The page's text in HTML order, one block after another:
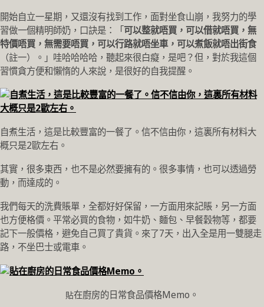
開始自立一星期，又還沒有找到工作，面對坐食山崩，我努力的學
習做一個精明師奶，口訣是：「可以整就唔買，可以借就唔買，無
特價唔買，無需要唔買，可以行路就唔坐車，可以煮飯就唔出街食
（註一）。」哇哈哈哈哈，聽起來很白癡，是吧？但，對於我這個
習慣貪方便和懶惰的人來說，是很好的自我提醒。
自煮生活，這是比較豐富的一餐了。信不信由你，這裏所有材料大
概只是2歐左右。
其實，很多東西，也不是必然要擁有的。很多事情，也可以透過勞
動，而達成的。
我們每天的洗費賬單，全都好好保留，一方面用來記賬，另一方面
也方便格價。平常必買的食物，如牛奶、麵包、早餐穀物等，都要
記下一般價格，避免自己買了貴貨。來了7天，出入全是用一雙腿走
路，不坐巴士或電車。
貼在廚房的日常食品價格Memo。